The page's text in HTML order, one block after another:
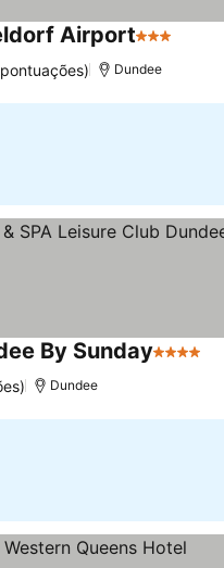
Airport3 Estrelas
Dundee
By Sunday4 Estrelas
Dundee